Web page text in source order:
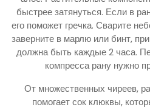
быстрее затянуться. Если в
его поможет гречка. Сварите
заверните в марлю или бинт,
должна быть каждые 2 часа.
компресса рану нужно
От множественных чиреев,
помогает сок клюквы,